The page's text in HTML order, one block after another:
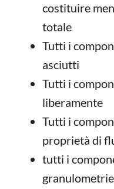
costituire
totale
Tutti i
asciutti
Tutti i
liberamente
Tutti i
proprietà di
tutti i